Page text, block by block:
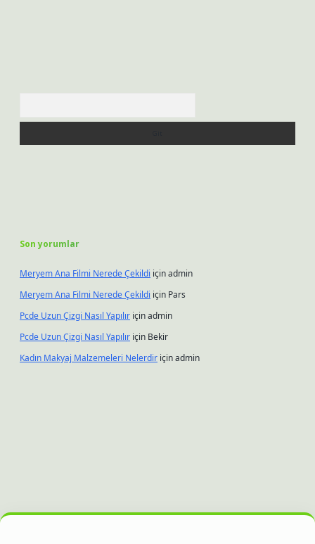
Son yorumlar
Meryem Ana Filmi Nerede Çekildi içinadmin
Meryem Ana Filmi Nerede Çekildi için Pars
Pcde Uzun Çizgi Nasıl Yapılır içinadmin
Pcde Uzun Çizgi Nasıl Yapılır için Bekir
Kadın Makyaj Malzemeleri Nelerdir içinadmin
hiltonbet güncel giriş